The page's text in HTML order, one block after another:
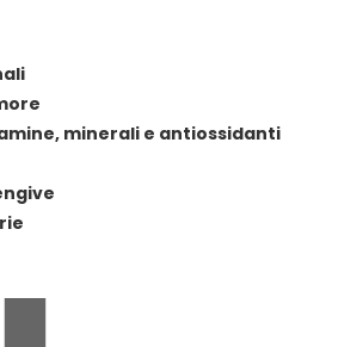
minerali e antiossidanti